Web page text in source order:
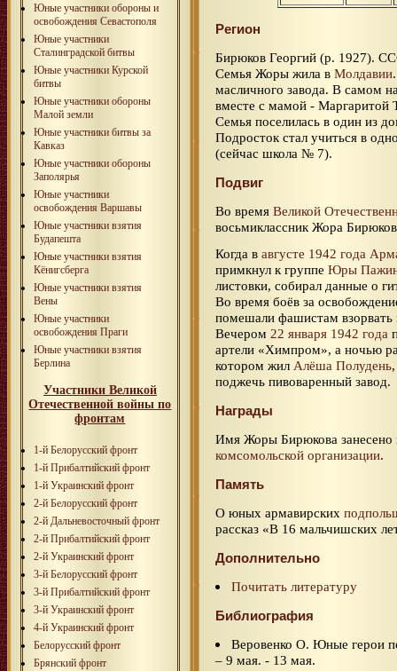
Юные участники обороны и
освобождения Севастополя
Юные участники
Сталинградской битвы
Юные участники Курской
битвы
Юные участники обороны
Малой земли
Юные участники битвы за
Кавказ
Юные участники обороны
Заполярья
Юные участники
освобождения Варшавы
Юные участники взятия
Будапешта
Юные участники взятия
Кёнигсберга
Юные участники взятия
Вены
Юные участники
освобождения Праги
Юные участники взятия
Берлина
Участники Великой
Отечественной войны по
фронтам
1-й Белорусский фронт
1-й Прибалтийский фронт
1-й Украинский фронт
2-й Белорусский фронт
2-й Дальневосточный фронт
2-й Прибалтийский фронт
2-й Украинский фронт
3-й Белорусский фронт
3-й Прибалтийский фронт
3-й Украинский фронт
4-й Украинский фронт
Белорусский фронт
Брянский фронт
Регион
Бирюков Георгий (р. 1927).
Семья Жоры жила в Молдавии
масличного завода. В самом
вместе с мамой - Маргаритой
Семья поселилась в один из
Подросток стал учиться в
(сейчас школа № 7).
Подвиг
Во время Великой
восьмиклассник Жора
Когда в августе 1942 года
примкнул к группе Юры
листовки, собирал данные о
Во время боёв за
помешали фашистам взорвать
Вечером 22 января 1942 года
артели «Химпром», а ночью
котором жил Алёша Полудень
поджечь пивоваренный завод.
Награды
Имя Жоры Бирюкова
комсомольской организации.
Память
О юных армавирских
рассказ «В 16 мальчишских
Дополнительно
Почитать литературу
Библиография
Веровенко О. Юные герои
– 9 мая. - 13 мая.